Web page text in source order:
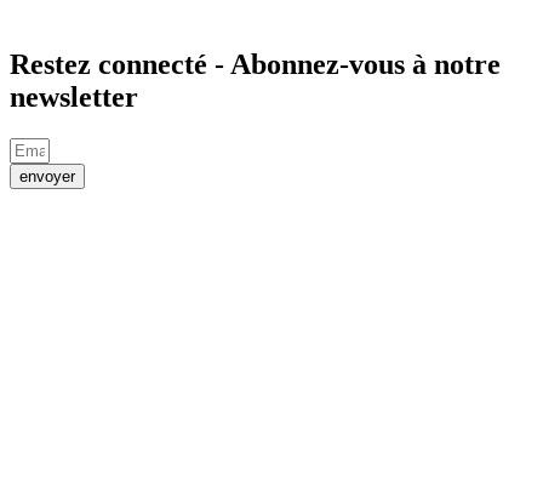
Restez connecté - Abonnez-vous à notre
newsletter
envoyer